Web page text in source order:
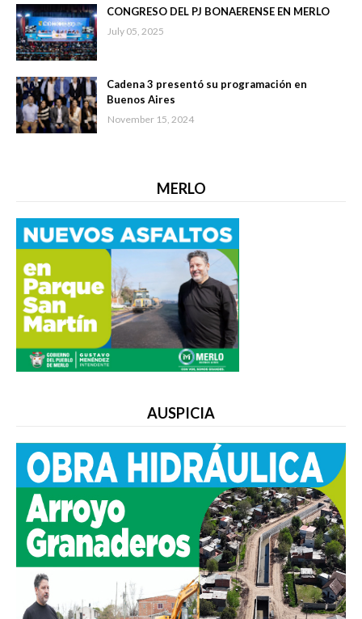
CONGRESO DEL PJ BONAERENSE EN MERLO
July 05, 2025
Cadena 3 presentó su programación en
Buenos Aires
November 15, 2024
MERLO
AUSPICIA